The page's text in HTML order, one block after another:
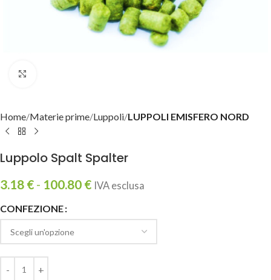
Home Materie prime Luppoli LUPPOLI EMISFERO NORD
Luppolo Spalt Spalter
3.18 € - 100.80 € IVA esclusa
CONFEZIONE